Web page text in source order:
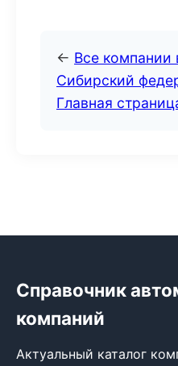
← Все компании
Сибирский
Главная
Справочник
компаний
Актуальный каталог